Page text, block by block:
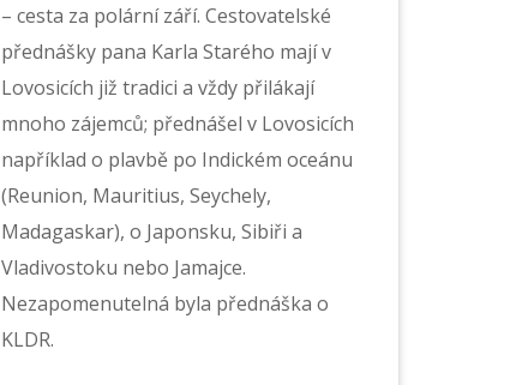
– cesta za polární září. Cestovatelské
přednášky pana Karla Starého mají v
Lovosicích již tradici a vždy přilákají
mnoho zájemců; přednášel v Lovosicích
například o plavbě po Indickém oceánu
(Reunion, Mauritius, Seychely,
Madagaskar), o Japonsku, Sibiři a
Vladivostoku nebo Jamajce.
Nezapomenutelná byla přednáška o
KLDR.